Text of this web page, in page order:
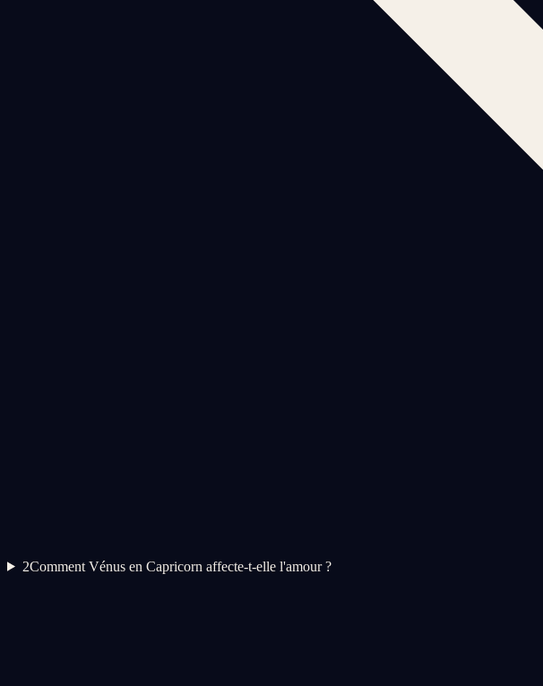
2Comment Vénus en Capricorn affecte-t-elle l'amour ?